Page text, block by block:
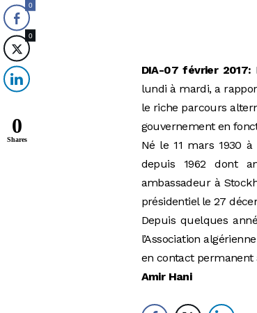
DIA-07 février 2017:
lundi à mardi, a
le riche parcours
gouvernement en
Né le 11 mars 1930
depuis 1962 dont
ambassadeur à
présidentiel le 27
Depuis quelques
l’Association
en contact permanent
Amir Hani
0
0
0
Shares